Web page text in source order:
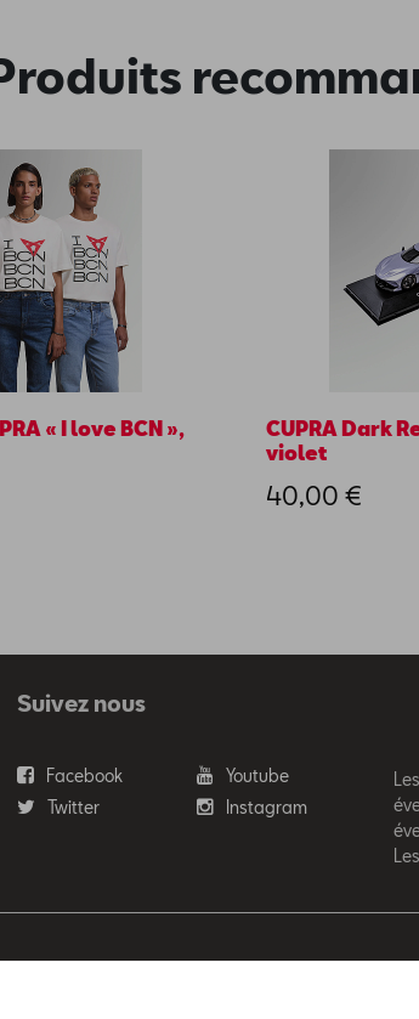
« I love BCN »,
CUPRA Dark
violet
40,00 €
Suivez nous
Facebook
Youtube
Twitter
Instagram